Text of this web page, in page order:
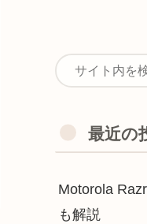
最近の
Motorola
も解説